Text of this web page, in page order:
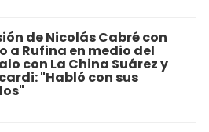
de Nicolás Cabré con
a Rufina en medio del
con La China Suárez y
"Habló con sus